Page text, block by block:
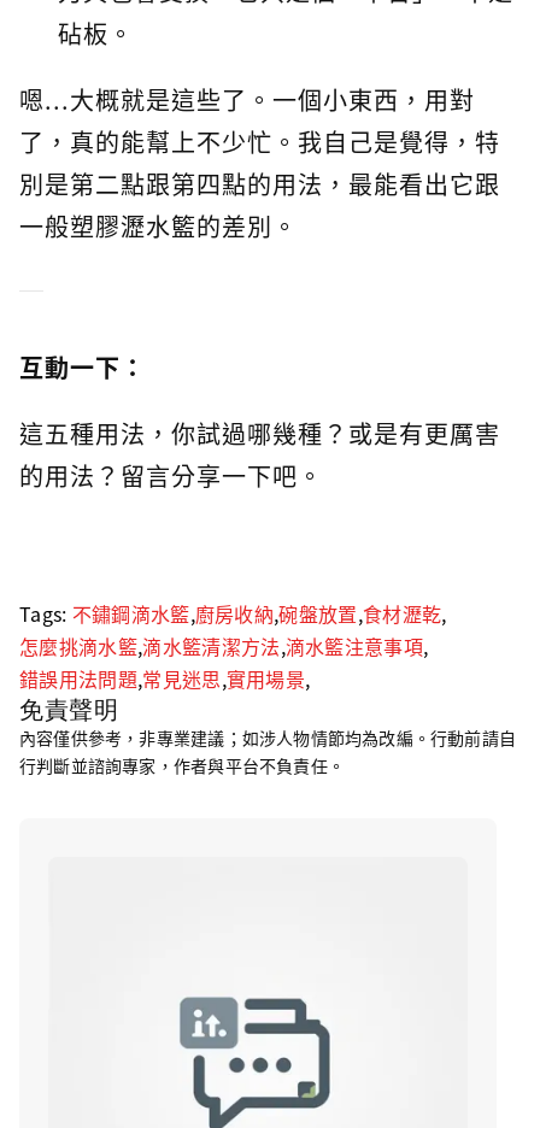
砧板。
嗯...大概就是這些了。一個小東西，用對
了，真的能幫上不少忙。我自己是覺得，特
別是第二點跟第四點的用法，最能看出它跟
一般塑膠瀝水籃的差別。
互動一下：
這五種用法，你試過哪幾種？或是有更厲害
的用法？留言分享一下吧。
Tags: 不鏽鋼滴水籃,廚房收納,碗盤放置,食材瀝乾,
怎麼挑滴水籃,滴水籃清潔方法,滴水籃注意事項,
錯誤用法問題,常見迷思,實用場景,
免責聲明
內容僅供參考，非專業建議；如涉人物情節均為改編。行動前請自
行判斷並諮詢專家，作者與平台不負責任。